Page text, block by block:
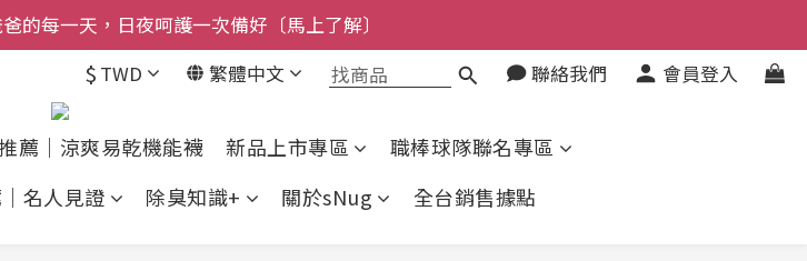
滿額再送新品-悠哉斑馬襪〔立即了解〕
的每一天，日夜呵護一次備好〔馬上了解〕
｜滿額再送新品-悠哉斑馬襪〔立即了解〕
$ TWD 繁體中文 聯絡我們 會員登入
薦｜涼爽易乾機能襪 新品上市專區
職棒球隊聯名專區
名人見證 除臭知識+ 關於sNug 全台銷售據點